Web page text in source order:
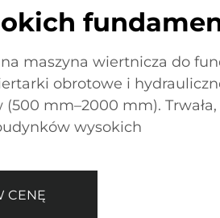
maszyna wiertnicza do
obrotowe i
mm–2000 mm).
wysokich
CENĘ